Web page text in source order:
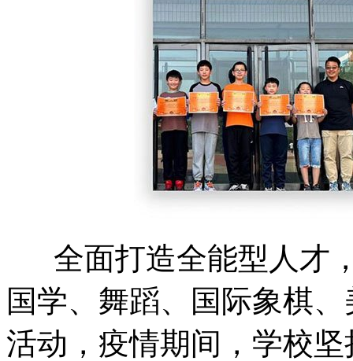
全面打造全能型人才
国学、舞蹈、国际象棋
活动，疫情期间，学校